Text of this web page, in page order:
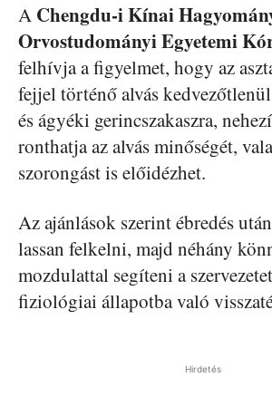
A Chengdu-i Kínai
Orvostudományi Egyetemi
felhívja a figyelmet, hogy az
fejjel történő alvás
és ágyéki gerincszakaszra,
ronthatja az alvás minőségét,
szorongást is előidézhet.
Az ajánlások szerint ébredés
lassan felkelni, majd néhány
mozdulattal segíteni a
fiziológiai állapotba való
Hirdetés